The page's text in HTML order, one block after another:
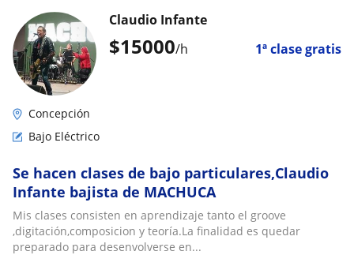
$15000/h 1ª clase gratis
Claudio Infante
Concepción
Bajo Eléctrico
Se hacen clases de bajo particulares,Claudio
Infante bajista de MACHUCA
Mis clases consisten en aprendizaje tanto el groove
,digitación,composicion y teoría.La finalidad es quedar
preparado para desenvolverse en...